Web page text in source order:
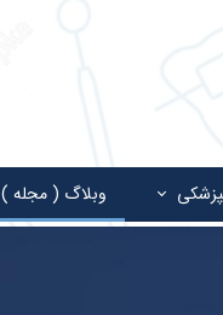
وبلاگ ( مجله )